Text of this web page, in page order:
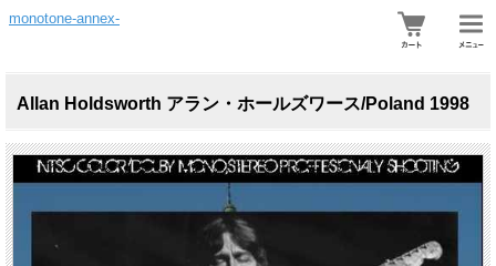
monotone-annex-
Allan Holdsworth アラン・ホールズワース/Poland 1998